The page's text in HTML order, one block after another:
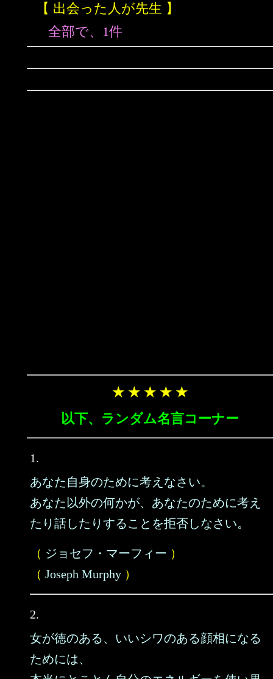
【 出会った人が先生 】
全部で、1件
★ ★ ★ ★ ★
以下、ランダム名言コーナー
1.
あなた自身のために考えなさい。
あなた以外の何かが、あなたのために考え
たり話したりすることを拒否しなさい。
（ ジョセフ・マーフィー ）
（ Joseph Murphy ）
2.
女が徳のある、いいシワのある顔相になる
ためには、